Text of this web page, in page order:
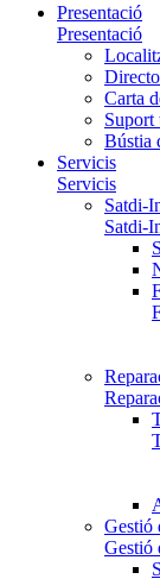
Presentació
Presentació
Carta
Suport
Bústia
Servicis
Servicis
Satdi-
Satdi-
Gestió
Gestió